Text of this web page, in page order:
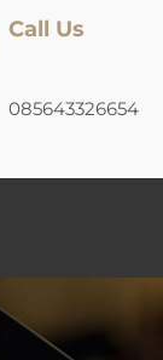
Call Us
085643326654